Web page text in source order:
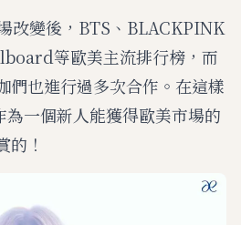
改變後，BTS、BLACKPINK
等歐美主流排行榜，而
們也進行過多次合作。在這樣
一個新人能獲得歐美市場的
的！